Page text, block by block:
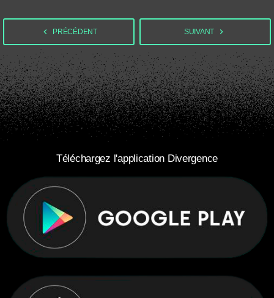
navigate_before PRÉCÉDENT SUIVANT navigate_next
Téléchargez l'application Divergence